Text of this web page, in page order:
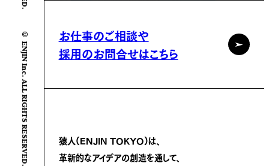
© ENJIN Inc. ALL RIGHTS RESERVED.
お仕事のご相談や
採用のお問合せはこちら
猿人(ENJIN TOKYO)は、
革新的なアイデアの創造を通して、